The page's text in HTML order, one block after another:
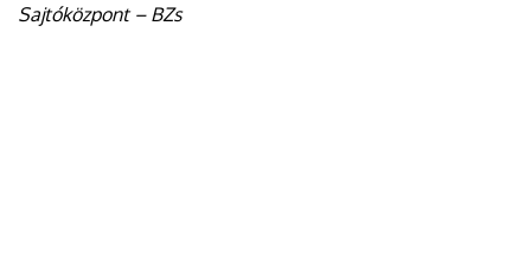
Sajtóközpont – BZs